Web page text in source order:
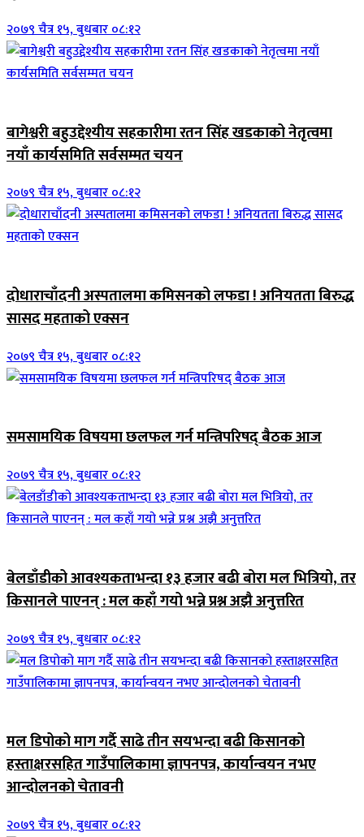
२०७९ चैत्र १५, बुधबार ०८:१२
बागेश्वरी बहुउद्देश्यीय सहकारीमा रतन सिंह खडकाको नेतृत्वमा
नयाँ कार्यसमिति सर्वसम्मत चयन
२०७९ चैत्र १५, बुधबार ०८:१२
दोधाराचाँदनी अस्पतालमा कमिसनको लफडा ! अनियतता बिरुद्ध
सासद महताको एक्सन
२०७९ चैत्र १५, बुधबार ०८:१२
समसामयिक विषयमा छलफल गर्न मन्त्रिपरिषद् बैठक आज
२०७९ चैत्र १५, बुधबार ०८:१२
बेलडाँडीको आवश्यकताभन्दा १३ हजार बढी बोरा मल भित्रियो, तर
किसानले पाएनन् : मल कहाँ गयो भन्ने प्रश्न अझै अनुत्तरित
२०७९ चैत्र १५, बुधबार ०८:१२
मल डिपोको माग गर्दै साढे तीन सयभन्दा बढी किसानको
हस्ताक्षरसहित गाउँपालिकामा ज्ञापनपत्र, कार्यान्वयन नभए
आन्दोलनको चेतावनी
२०७९ चैत्र १५, बुधबार ०८:१२